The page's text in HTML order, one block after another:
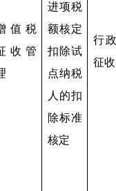
值税
收管
进项税
额核定
扣除试
点纳税
人的扣
除标准
核定
行
征收